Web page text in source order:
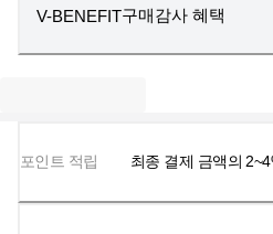
V-BENEFIT구매감사 혜택
포인트 적립 최종 결제 금액의